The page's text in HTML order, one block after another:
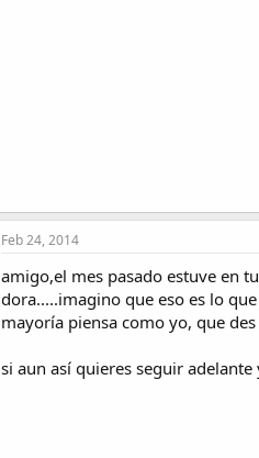
Feb 24, 2014
amigo,el mes pasado estuve en
dora.....imagino que eso es lo
mayoría piensa como yo, que
si aun así quieres seguir